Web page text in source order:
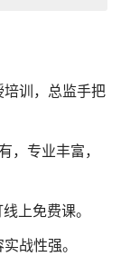
培训，总监手把
，专业丰富，
上免费课。
战性强。